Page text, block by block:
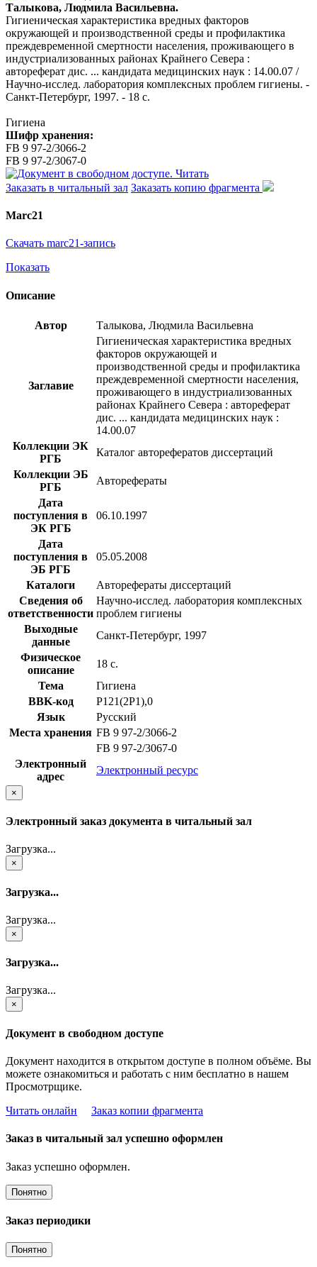
Талыкова, Людмила Васильевна.
Гигиеническая характеристика вредных факторов
окружающей и производственной среды и профилактика
преждевременной смертности населения, проживающего в
индустриализованных районах Крайнего Севера :
автореферат дис. ... кандидата медицинских наук : 14.00.07 /
Научно-исслед. лаборатория комплексных проблем гигиены. -
Санкт-Петербург, 1997. - 18 с.
Гигиена
Шифр хранения:
FB 9 97-2/3066-2
FB 9 97-2/3067-0
Читать
Заказать в читальный зал Заказать копию фрагмента
Marc21
Скачать marc21-запись
Показать
Описание
Автор Талыкова, Людмила Васильевна
Заглавие
Гигиеническая характеристика вредных
факторов окружающей и
производственной среды и профилактика
преждевременной смертности населения,
проживающего в индустриализованных
районах Крайнего Севера : автореферат
дис. ... кандидата медицинских наук :
14.00.07
Коллекции ЭК
РГБ
Каталог авторефератов диссертаций
Коллекции ЭБ
РГБ
Авторефераты
Дата
поступления в
ЭК РГБ
06.10.1997
Дата
поступления в
ЭБ РГБ
05.05.2008
Каталоги
Авторефераты диссертаций
Сведения об
ответственности
Научно-исслед. лаборатория комплексных
проблем гигиены
Выходные
данные
Санкт-Петербург, 1997
Физическое
описание
18 с.
Тема
Гигиена
BBK-код
Р121(2Р1),0
Язык
Русский
Места хранения FB 9 97-2/3066-2
FB 9 97-2/3067-0
Электронный
адрес
Электронный ресурс
×
Электронный заказ документа в читальный зал
Загрузка...
×
Загрузка...
Загрузка...
×
Загрузка...
Загрузка...
×
Документ в свободном доступе
Документ находится в открытом доступе в полном объёме. Вы
можете ознакомиться и работать с ним бесплатно в нашем
Просмотрщике.
Читать онлайн
Заказ копии фрагмента
Заказ в читальный зал успешно оформлен
Заказ успешно оформлен.
Понятно
Заказ периодики
Понятно